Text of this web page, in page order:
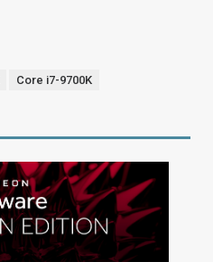
Core i7-9700K